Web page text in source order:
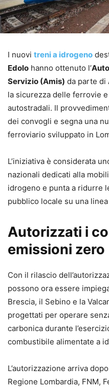
I nuovi treni a idrogeno
Edolo hanno ottenuto l’
Servizio (Amis) da parte di
la sicurezza delle ferrovie
autostradali. Il
dei convogli e segna una
ferroviario sviluppato in
L’iniziativa è considerata
nazionali dedicati alla
idrogeno e punta a ridurre
pubblico locale su una
Autorizzati i
emissioni zero
Con il rilascio
possono ora essere
Brescia, il Sebino e la
progettati per operare
carbonica durante
combustibile alimentate a
L’autorizzazione arriva
Regione Lombardia, FNM,